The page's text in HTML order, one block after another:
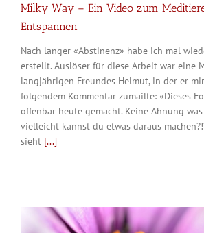
Milky Way – Ein Video zum
Entspannen
Nach langer «Abstinenz» habe ich mal
erstellt. Auslöser für diese Arbeit war eine
langjährigen Freundes Helmut, in der er
folgendem Kommentar zumailte: «Dieses
offenbar heute gemacht. Keine Ahnung
vielleicht kannst du etwas daraus
sieht [...]